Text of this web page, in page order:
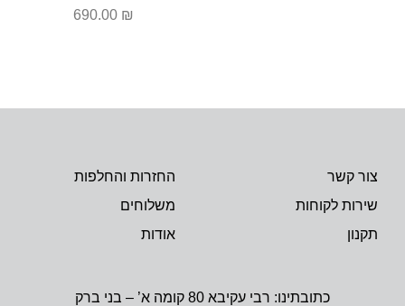
690.00 ₪
צור קשר
שירות לקוחות
תקנון
החזרות והחלפות
משלוחים
אודות
כתובתינו: רבי עקיבא 80 קומה א’ – בני ברק